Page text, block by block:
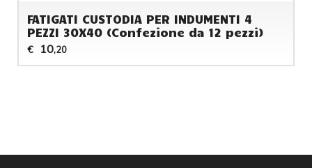
FATIGATI CUSTODIA PER INDUMENTI 4
PEZZI 30X40 (Confezione da 12 pezzi)
€ 10,20